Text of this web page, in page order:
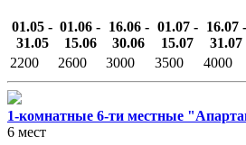
01.05 -
31.05
01.06 -
15.06
16.06 -
30.06
01.07 -
15.07
16.07 -
31.07
2200
2600 3000 3500 4000
1-комнатные 6-ти местные
6 мест